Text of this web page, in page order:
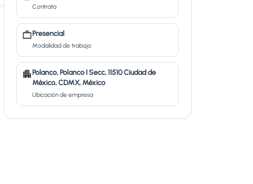
Contrato
Presencial
Modalidad de trabajo
Polanco, Polanco I Secc, 11510 Ciudad de
México, CDMX, México
Ubicación de empresa